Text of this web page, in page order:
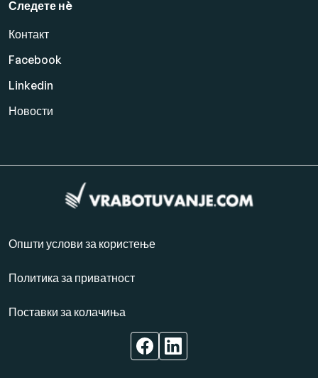
Следете нè
Контакт
Facebook
Linkedin
Новости
Општи услови за користење
Политика за приватност
Поставки за колачиња